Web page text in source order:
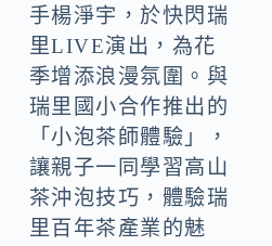
手楊淨宇，於快閃瑞
里LIVE演出，為花
季增添浪漫氛圍。與
瑞里國小合作推出的
「小泡茶師體驗」，
讓親子一同學習高山
茶沖泡技巧，體驗瑞
里百年茶產業的魅